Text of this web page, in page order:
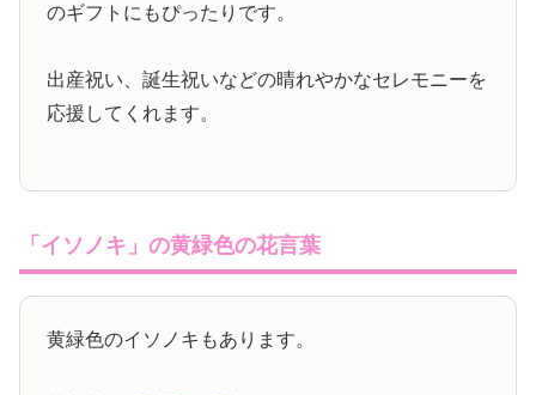
のギフトにもぴったりです。
出産祝い、誕生祝いなどの晴れやかなセレモニーを
応援してくれます。
「イソノキ」の黄緑色の花言葉
黄緑色のイソノキもあります。